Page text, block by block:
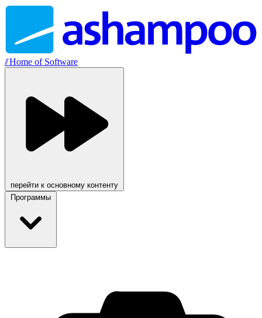
//Home of Software
перейти к основному контенту
Программы